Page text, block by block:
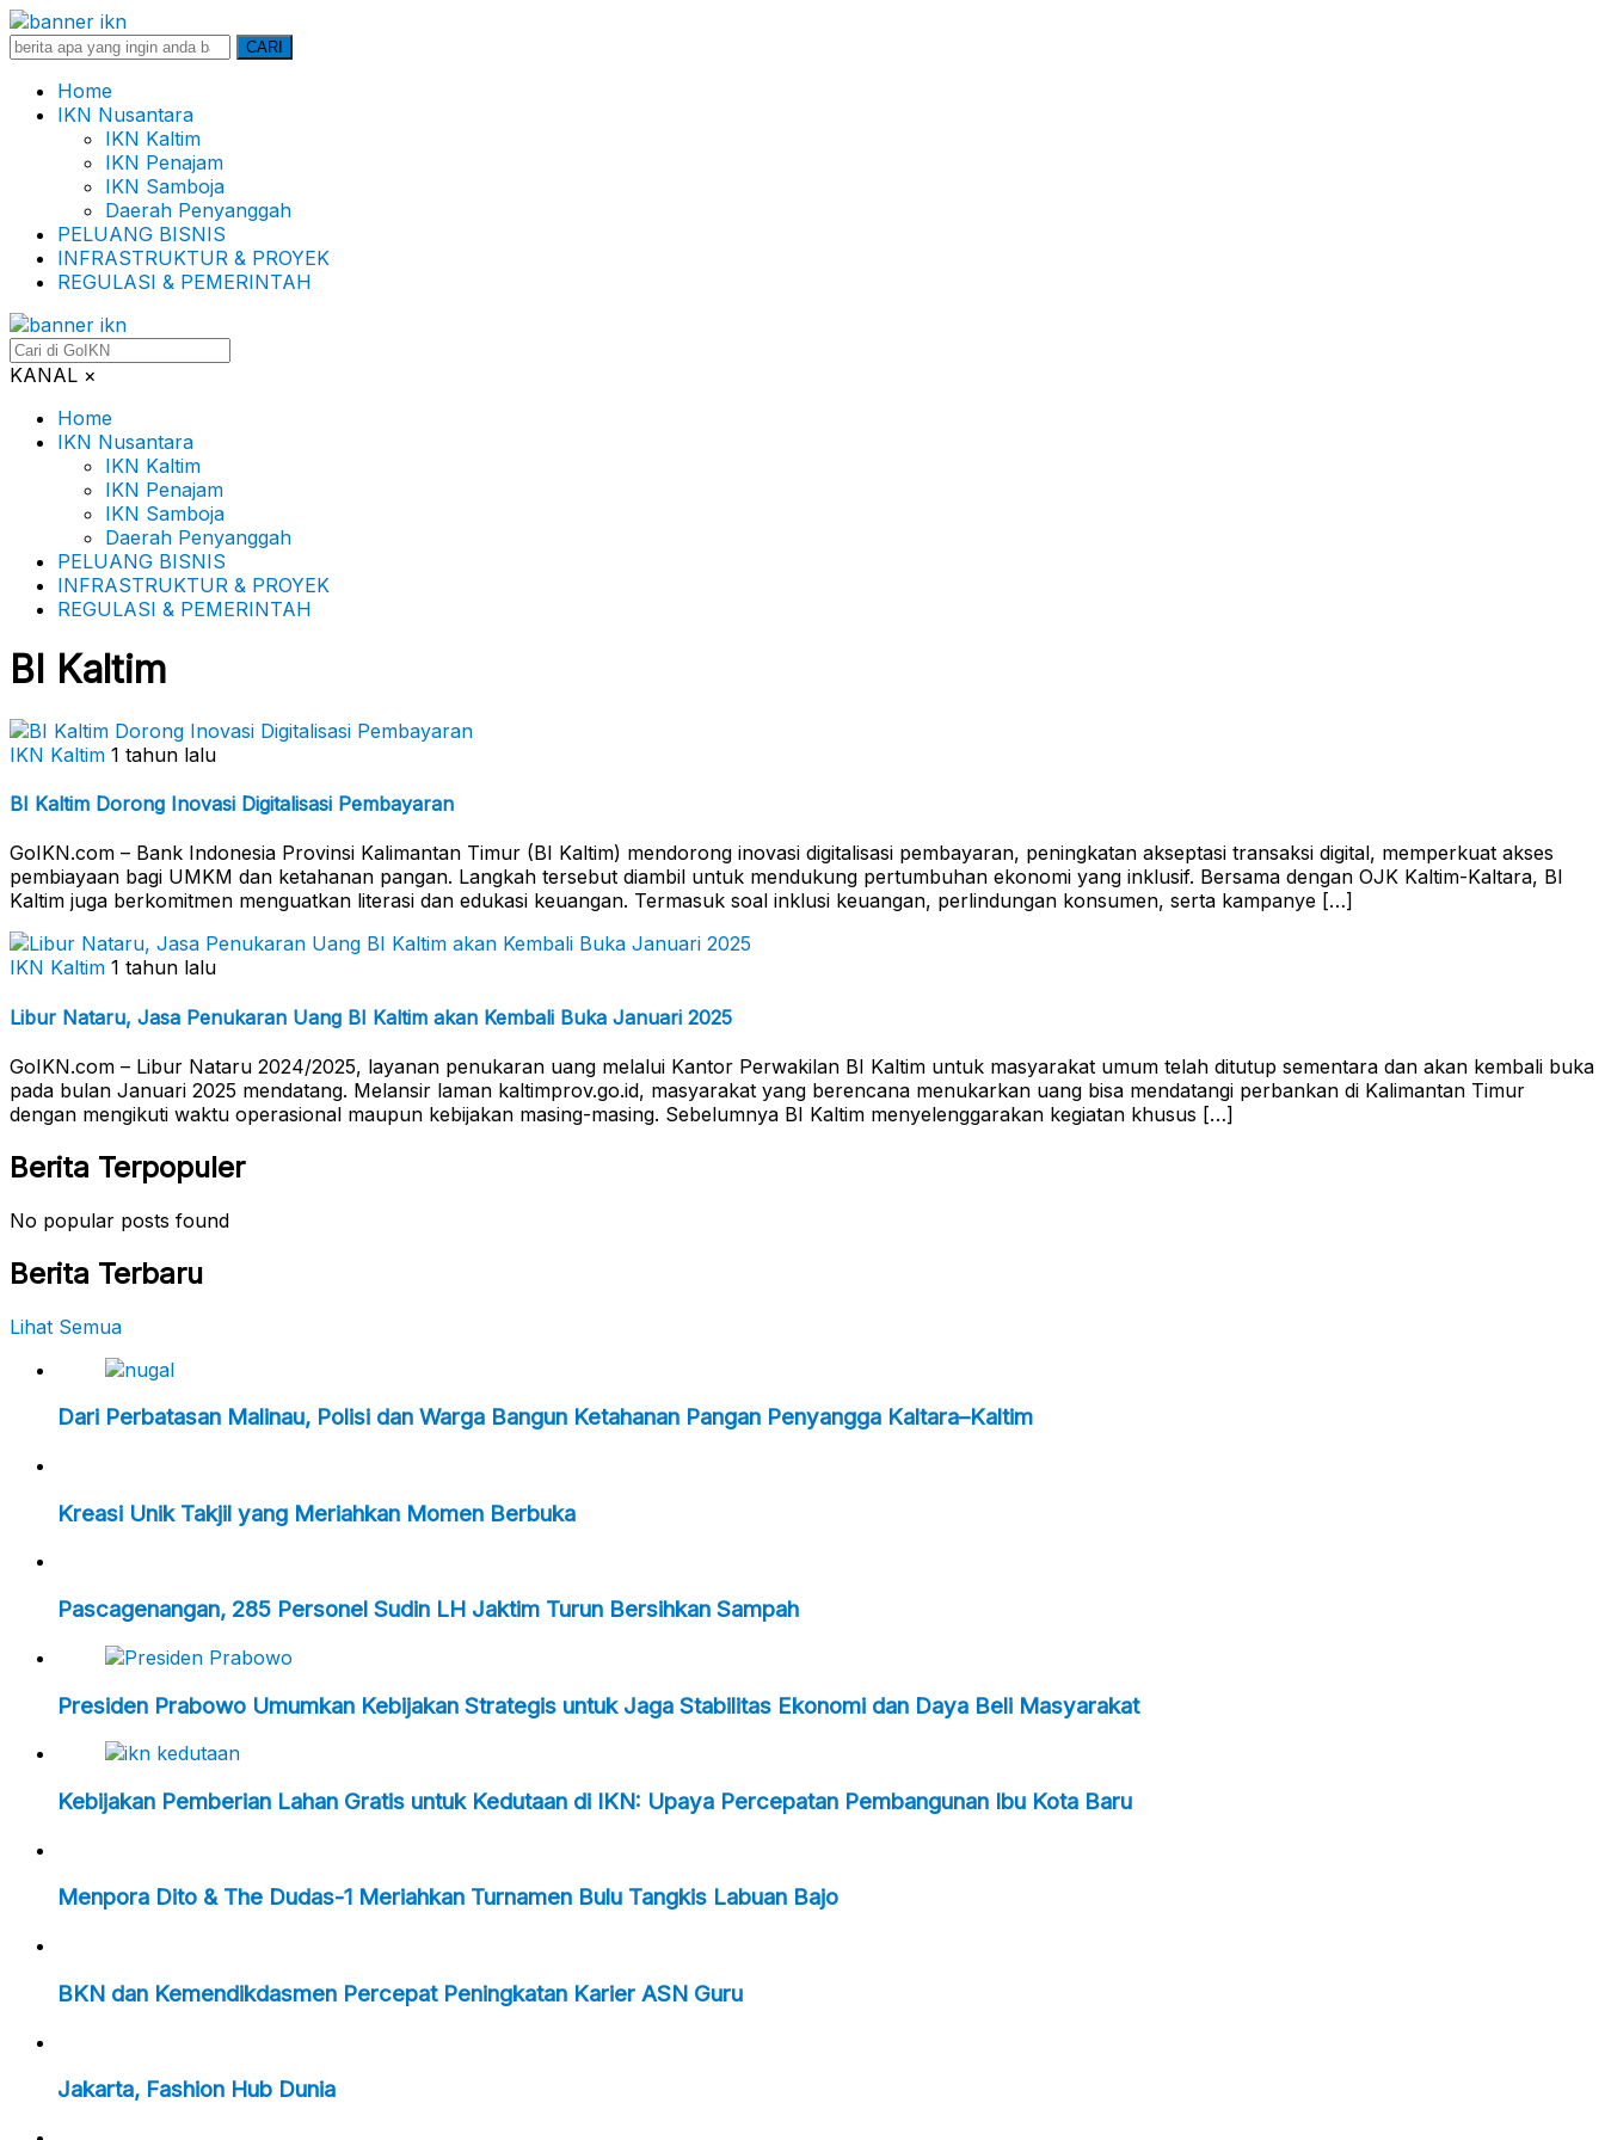
Search
CARI
Home
IKN Nusantara
IKN Kaltim
IKN Penajam
IKN Samboja
Daerah Penyanggah
PELUANG BISNIS
INFRASTRUKTUR & PROYEK
REGULASI & PEMERINTAH
KANAL ×
Home
IKN Nusantara
IKN Kaltim
IKN Penajam
IKN Samboja
Daerah Penyanggah
PELUANG BISNIS
INFRASTRUKTUR & PROYEK
REGULASI & PEMERINTAH
BI Kaltim
IKN Kaltim 1 tahun lalu
BI Kaltim Dorong Inovasi Digitalisasi Pembayaran
GoIKN.com – Bank Indonesia Provinsi Kalimantan Timur (BI Kaltim) mendorong inovasi digitalisasi pembayaran, peningkatan akseptasi transaksi digital, memperkuat akses
pembiayaan bagi UMKM dan ketahanan pangan. Langkah tersebut diambil untuk mendukung pertumbuhan ekonomi yang inklusif. Bersama dengan OJK Kaltim-Kaltara, BI
Kaltim juga berkomitmen menguatkan literasi dan edukasi keuangan. Termasuk soal inklusi keuangan, perlindungan konsumen, serta kampanye […]
IKN Kaltim 1 tahun lalu
Libur Nataru, Jasa Penukaran Uang BI Kaltim akan Kembali Buka Januari 2025
GoIKN.com – Libur Nataru 2024/2025, layanan penukaran uang melalui Kantor Perwakilan BI Kaltim untuk masyarakat umum telah ditutup sementara dan akan kembali buka
pada bulan Januari 2025 mendatang. Melansir laman kaltimprov.go.id, masyarakat yang berencana menukarkan uang bisa mendatangi perbankan di Kalimantan Timur
dengan mengikuti waktu operasional maupun kebijakan masing-masing. Sebelumnya BI Kaltim menyelenggarakan kegiatan khusus […]
Berita Terpopuler
No popular posts found
Berita Terbaru
Lihat Semua
Dari Perbatasan Malinau, Polisi dan Warga Bangun Ketahanan Pangan Penyangga Kaltara–Kaltim
Kreasi Unik Takjil yang Meriahkan Momen Berbuka
Pascagenangan, 285 Personel Sudin LH Jaktim Turun Bersihkan Sampah
Presiden Prabowo Umumkan Kebijakan Strategis untuk Jaga Stabilitas Ekonomi dan Daya Beli Masyarakat
Kebijakan Pemberian Lahan Gratis untuk Kedutaan di IKN: Upaya Percepatan Pembangunan Ibu Kota Baru
Menpora Dito & The Dudas-1 Meriahkan Turnamen Bulu Tangkis Labuan Bajo
BKN dan Kemendikdasmen Percepat Peningkatan Karier ASN Guru
Jakarta, Fashion Hub Dunia